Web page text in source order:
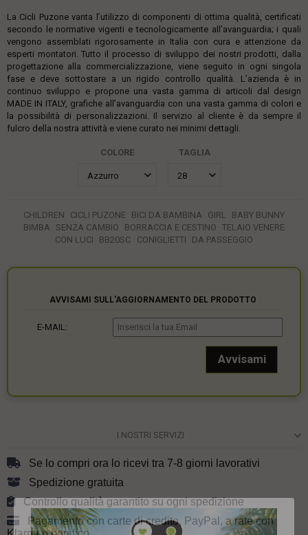
La Cicli Puzone vanta l’utilizzo di componenti di ottima qualità, certificati
secondo le normative vigenti e tecnologicamente all’avanguardia; i quali
vengono assemblati rigorosamente in Italia con cura e attenzione da
esperti montatori. Tutto il processo di sviluppo dei nostri prodotti, dalla
progettazione alla commercializzazione, viene seguito in ogni singola
fase e deve sottostare a un rigido controllo qualità. L’azienda è in
continuo sviluppo e propone una vasta gamma di articoli dal design
MADE IN ITALY, grafiche all’avanguardia con una vasta gamma di colori e
la possibilità di personalizzazioni. Il servizio al cliente è da sempre il
fulcro della nostra attività e viene curato nei minimi dettagli.
COLORE TAGLIA
CHILDREN CICLI PUZONE BICI DA BAMBINA GIRL
BABY BUNNY
BIMBA
SENZA CAMBIO BORRACCIA E CESTINO
TELAIO VENERE
CON LUCI
BB20SC CONIGLIETTI DA PASSEGGIO
AVVISAMI SULL'AGGIORNAMENTO DEL PRODOTTO
E-MAIL:
I NOSTRI SERVIZI
Se lo compri ora lo ricevi tra 7-8 giorni lavorativi
Spedizione gratuita
Controllo qualità garantito su ogni spedizione
Pagamento con carte di credito, PayPal, a rate con